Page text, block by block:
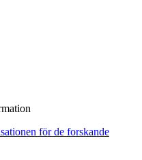
för de forskande